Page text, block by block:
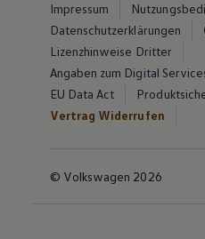
Impressum
Datenschutzerklärungen
Lizenzhinweise Dritter
Angaben zum Digital
EU Data Act
Vertrag Widerrufen
© Volkswagen 2026